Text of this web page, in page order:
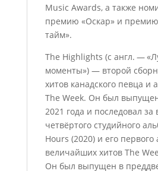
Music Awards, а также
премию «Оскар» и
тайм».
The Highlights (с англ. —
моменты») — второй
хитов канадского певца и
The Week. Он был
2021 года и последовал за
четвёртого студийного
Hours (2020) и его первого
величайших хитов The
Он был выпущен в